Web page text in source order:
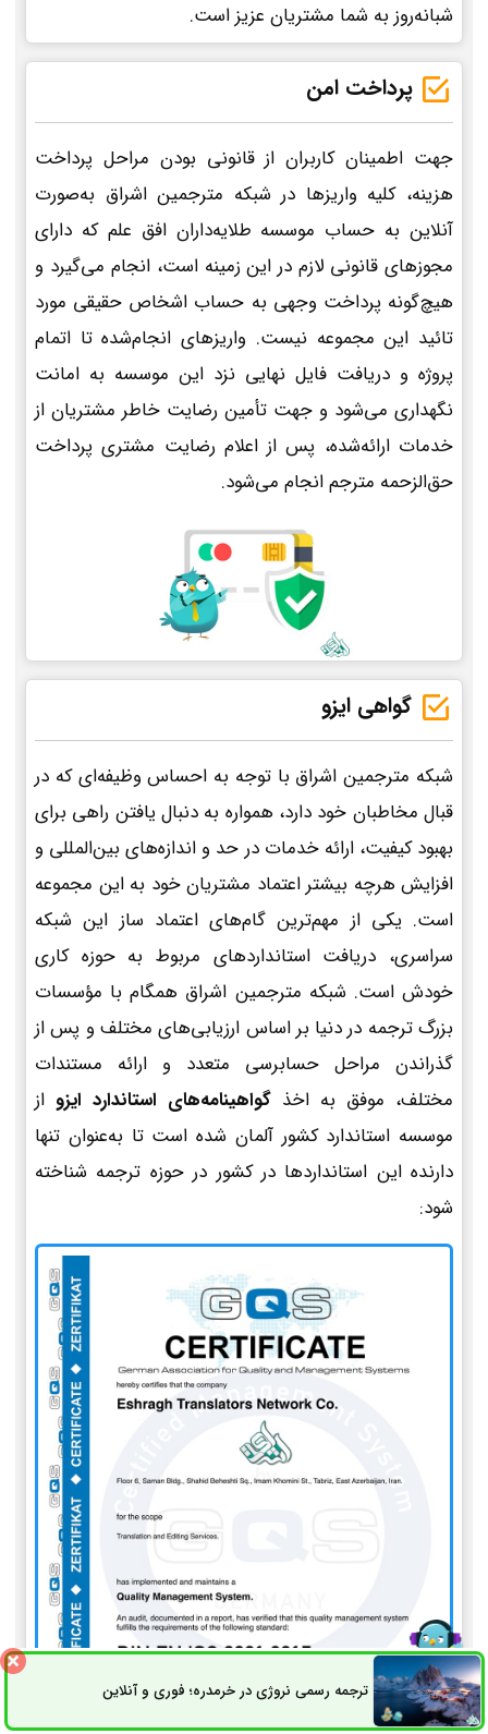
شبانه‌روز به شما مشتریان عزیز است.
پرداخت امن
جهت اطمینان کاربران از قانونی بودن مراحل پرداخت
هزینه، کلیه واریزها در شبکه مترجمین اشراق به‌صورت
آنلاین به حساب موسسه طلایه‌داران افق علم که دارای
مجوزهای قانونی لازم در این زمینه است، انجام می‌گیرد و
هیچ‌گونه پرداخت وجهی به حساب اشخاص حقیقی مورد
تائید این مجموعه نیست. واریزهای انجام‌شده تا اتمام
پروژه و دریافت فایل نهایی نزد این موسسه به امانت
نگهداری می‌شود و جهت تأمین رضایت خاطر مشتریان از
خدمات ارائه‌شده، پس از اعلام رضایت مشتری پرداخت
حق‌الزحمه مترجم انجام می‌شود.
گواهی ایزو
شبکه مترجمین اشراق با توجه به احساس وظیفه‌ای که در
قبال مخاطبان خود دارد، همواره به دنبال یافتن راهی برای
بهبود کیفیت، ارائه خدمات در حد و اندازه‌های بین‌المللی و
افزایش هرچه بیشتر اعتماد مشتریان خود به این مجموعه
است. یکی از مهم‌ترین گام‌های اعتماد ساز این شبکه
سراسری، دریافت استانداردهای مربوط به حوزه کاری
خودش است. شبکه مترجمین اشراق همگام با مؤسسات
بزرگ ترجمه در دنیا بر اساس ارزیابی‌های مختلف و پس از
گذراندن مراحل حسابرسی متعدد و ارائه مستندات
مختلف، موفق به اخذ گواهینامه‌های استاندارد ایزو از
موسسه استاندارد کشور آلمان شده است تا به‌عنوان تنها
دارنده این استانداردها در کشور در حوزه ترجمه شناخته
شود:
ترجمه رسمی نروژی در خرمدره؛ فوری و آنلاینثبت سفارش راه های ارتباطی